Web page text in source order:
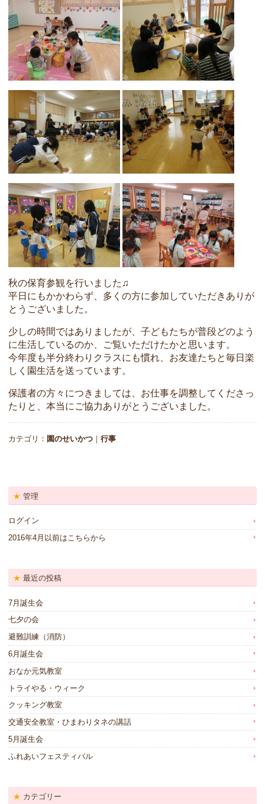
秋の保育参観を行いました♫
平日にもかかわらず、多くの方に参加していただきありが
とうございました。
少しの時間ではありましたが、子どもたちが普段どのよう
に生活しているのか、ご覧いただけたかと思います。
今年度も半分終わりクラスにも慣れ、お友達たちと毎日楽
しく園生活を送っています。
保護者の方々につきましては、お仕事を調整してくださっ
たりと、本当にご協力ありがとうございました。
カテゴリ： 園のせいかつ ｜ 行事
管理
ログイン
2016年4月以前はこちらから
最近の投稿
7月誕生会
七夕の会
避難訓練（消防）
6月誕生会
おなか元気教室
トライやる・ウィーク
クッキング教室
交通安全教室・ひまわりタネの講話
5月誕生会
ふれあいフェスティバル
カテゴリー